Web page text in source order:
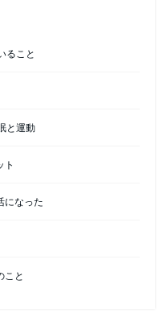
ること
と運動
ト
になった
こと